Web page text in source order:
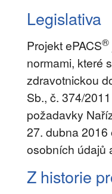
Legislativa
Projekt ePACS®
normami, které
zdravotnickou
Sb., č. 374/
požadavky
27. dubna
osobních údajů
Z historie